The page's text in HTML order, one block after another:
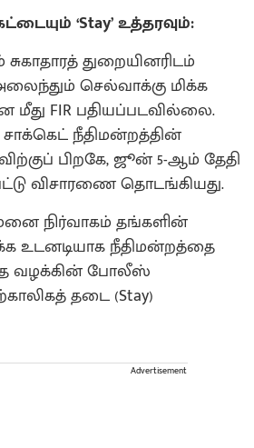
‘Stay’ உத்தரவும்:
துறையினரிடம்
செல்வாக்கு மிக்க
FIR பதியப்படவில்லை.
சாக்கெட் நீதிமன்றத்தின்
பிறகே, ஜூன் 5-ஆம் தேதி
விசாரணை தொடங்கியது.
நிர்வாகம் தங்களின்
உடனடியாக நீதிமன்றத்தை
வழக்கின் போலீஸ்
தடை (Stay)
Advertisement